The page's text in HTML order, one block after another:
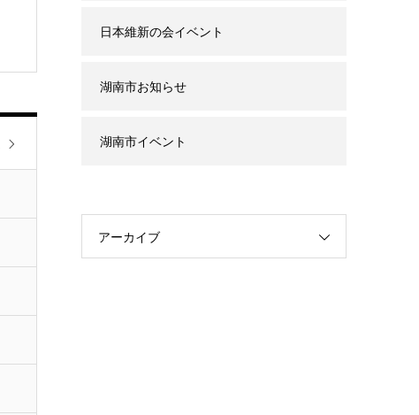
日本維新の会イベント
湖南市お知らせ
湖南市イベント
アーカイブ